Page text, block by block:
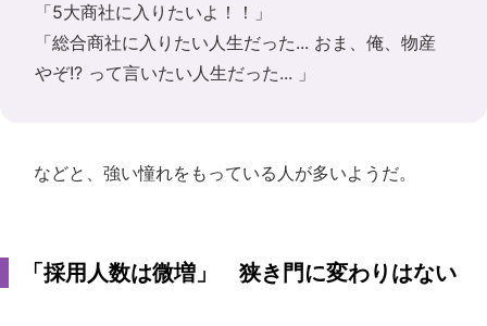
「5大商社に入りたいよ！！」
「総合商社に入りたい人生だった... おま、俺、物産
やぞ!? って言いたい人生だった... 」
などと、強い憧れをもっている人が多いようだ。
「採用人数は微増」 狭き門に変わりはない